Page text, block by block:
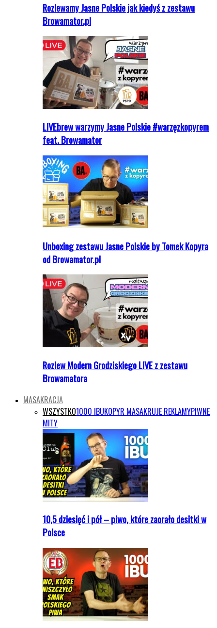
Rozlewamy Jasne Polskie jak kiedyś z zestawu
Browamator.pl
LIVEbrew warzymy Jasne Polskie #warzęzkopyrem
feat. Browamator
Unboxing zestawu Jasne Polskie by Tomek Kopyra
od Browamator.pl
Rozlew Modern Grodziskiego LIVE z zestawu
Browamatora
MASAKRACJA
WSZYSTKO1000 IBUKOPYR MASAKRUJE REKLAMYPIWNE
MITY
10,5 dziesięć i pół – piwo, które zaorało desitki w
Polsce